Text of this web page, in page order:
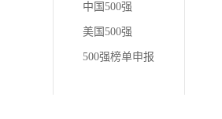
中国500强
美国500强
500强榜单申报